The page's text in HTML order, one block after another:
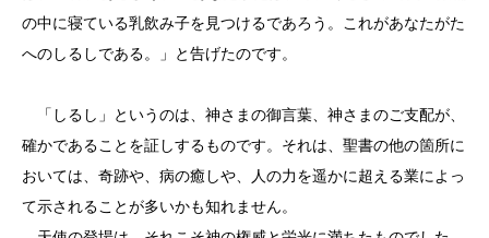
の中に寝ている乳飲み子を見つけるであろう。これがあなたがた
へのしるしである。」と告げたのです。
「しるし」というのは、神さまの御言葉、神さまのご支配が、
確かであることを証しするものです。それは、聖書の他の箇所に
おいては、奇跡や、病の癒しや、人の力を遥かに超える業によっ
て示されることが多いかも知れません。